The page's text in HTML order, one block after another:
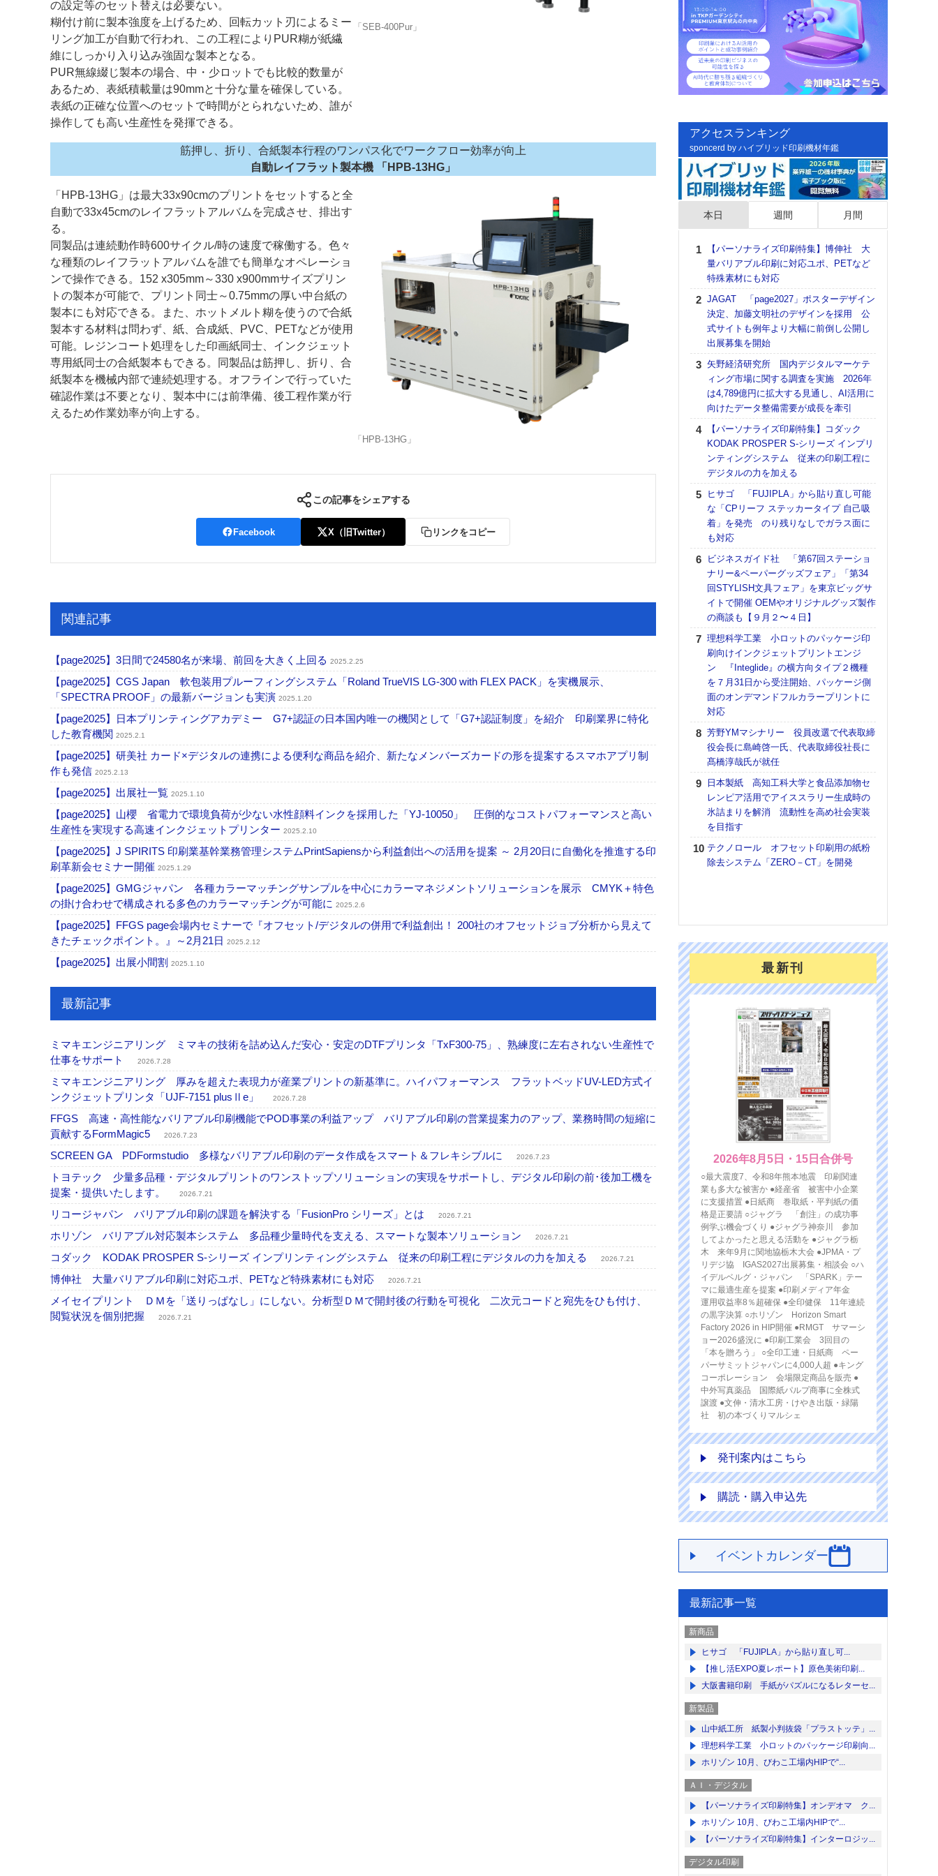
の設定等のセット替えは必要ない。
糊付け前に製本強度を上げるため、回転カット刃によるミー
リング加工が自動で行われ、この工程によりPUR糊が紙繊
維にしっかり入り込み強固な製本となる。
PUR無線綴じ製本の場合、中・少ロットでも比較的数量が
あるため、表紙積載量は90mmと十分な量を確保している。
表紙の正確な位置へのセットで時間がとられないため、誰が
操作しても高い生産性を発揮できる。
「SEB-400Pur」
筋押し、折り、合紙製本行程のワンパス化でワークフロー効率が向上
自動レイフラット製本機 「HPB-13HG」
「HPB-13HG」は最大33x90cmのプリントをセットすると全
自動で33x45cmのレイフラットアルバムを完成させ、排出す
る。
同製品は連続動作時600サイクル/時の速度で稼働する。色々
な種類のレイフラットアルバムを誰でも簡単なオペレーショ
ンで操作できる。152 x305mm～330 x900mmサイズプリン
トの製本が可能で、プリント同士～0.75mmの厚い中台紙の
製本にも対応できる。また、ホットメルト糊を使うので合紙
製本する材料は問わず、紙、合成紙、PVC、PETなどが使用
可能。レジンコート処理をした印画紙同士、インクジェット
専用紙同士の合紙製本もできる。同製品は筋押し、折り、合
紙製本を機械内部で連続処理する。オフラインで行っていた
確認作業は不要となり、製本中には前準備、後工程作業が行
えるため作業効率が向上する。
「HPB-13HG」
この記事をシェアする
Facebook X（旧Twitter） リンクをコピー
関連記事
【page2025】3日間で24580名が来場、前回を大きく上回る 2025.2.25
【page2025】CGS Japan 軟包装用プルーフィングシステム「Roland TrueVIS LG-300 with FLEX PACK」を実機展示、
「SPECTRA PROOF」の最新バージョンも実演 2025.1.20
【page2025】日本プリンティングアカデミー G7+認証の日本国内唯一の機関として「G7+認証制度」を紹介 印刷業界に特化
した教育機関 2025.2.1
【page2025】研美社 カード×デジタルの連携による便利な商品を紹介、新たなメンバーズカードの形を提案するスマホアプリ制
作も発信 2025.2.13
【page2025】出展社一覧 2025.1.10
【page2025】山櫻 省電力で環境負荷が少ない水性顔料インクを採用した「YJ-10050」 圧倒的なコストパフォーマンスと高い
生産性を実現する高速インクジェットプリンター 2025.2.10
【page2025】J SPIRITS 印刷業基幹業務管理システムPrintSapiensから利益創出への活用を提案 ～ 2月20日に自働化を推進する印
刷革新会セミナー開催 2025.1.29
【page2025】GMGジャパン 各種カラーマッチングサンプルを中心にカラーマネジメントソリューションを展示 CMYK＋特色
の掛け合わせで構成される多色のカラーマッチングが可能に 2025.2.6
【page2025】FFGS page会場内セミナーで『オフセット/デジタルの併用で利益創出！ 200社のオフセットジョブ分析から見えて
きたチェックポイント。』～2月21日 2025.2.12
【page2025】出展小間割 2025.1.10
最新記事
ミマキエンジニアリング ミマキの技術を詰め込んだ安心・安定のDTFプリンタ「TxF300-75」、熟練度に左右されない生産性で
仕事をサポート
2026.7.28
ミマキエンジニアリング 厚みを超えた表現力が産業プリントの新基準に。ハイパフォーマンス フラットベッドUV-LED方式イ
ンクジェットプリンタ「UJF-7151 plusⅡe」
2026.7.28
FFGS 高速・高性能なバリアブル印刷機能でPOD事業の利益アップ バリアブル印刷の営業提案力のアップ、業務時間の短縮に
貢献するFormMagic5
2026.7.23
SCREEN GA PDFormstudio 多様なバリアブル印刷のデータ作成をスマート＆フレキシブルに 2026.7.23
トヨテック 少量多品種・デジタルプリントのワンストップソリューションの実現をサポートし、デジタル印刷の前･後加工機を
提案・提供いたします。
2026.7.21
リコージャパン バリアブル印刷の課題を解決する「FusionPro シリーズ」とは 2026.7.21
ホリゾン バリアブル対応製本システム 多品種少量時代を支える、スマートな製本ソリューション 2026.7.21
コダック KODAK PROSPER S-シリーズ インプリンティングシステム 従来の印刷工程にデジタルの力を加える 2026.7.21
博伸社 大量バリアブル印刷に対応ユポ、PETなど特殊素材にも対応 2026.7.21
メイセイプリント ＤＭを「送りっぱなし」にしない。分析型ＤＭで開封後の行動を可視化 二次元コードと宛先をひも付け、
閲覧状況を個別把握
2026.7.21
アクセスランキング
sponcerd by ハイブリッド印刷機材年鑑
本日 週間 月間
【パーソナライズ印刷特集】博伸社 大
量バリアブル印刷に対応ユポ、PETなど
特殊素材にも対応
JAGAT 「page2027」ポスターデザイン
決定、加藤文明社のデザインを採用 公
式サイトも例年より大幅に前倒し公開し
出展募集を開始
矢野経済研究所 国内デジタルマーケテ
ィング市場に関する調査を実施 2026年
は4,789億円に拡大する見通し、AI活用に
向けたデータ整備需要が成長を牽引
【パーソナライズ印刷特集】コダック
KODAK PROSPER S-シリーズ インプリ
ンティングシステム 従来の印刷工程に
デジタルの力を加える
ヒサゴ 「FUJIPLA」から貼り直し可能
な「CPリーフ ステッカータイプ 自己吸
着」を発売 のり残りなしでガラス面に
も対応
ビジネスガイド社 「第67回ステーショ
ナリー&ペーパーグッズフェア」「第34
回STYLISH文具フェア」を東京ビッグサ
イトで開催 OEMやオリジナルグッズ製作
の商談も【９月２〜４日】
理想科学工業 小ロットのパッケージ印
刷向けインクジェットプリントエンジ
ン 『Integlide』の横方向タイプ２機種
を７月31日から受注開始、パッケージ側
面のオンデマンドフルカラープリントに
対応
芳野YMマシナリー 役員改選で代表取締
役会長に島崎啓一氏、代表取締役社長に
髙橋淳哉氏が就任
日本製紙 高知工科大学と食品添加物セ
レンピア活用でアイススラリー生成時の
氷詰まりを解消 流動性を高め社会実装
を目指す
テクノロール オフセット印刷用の紙粉
除去システム「ZERO－CT」を開発
最新刊
2026年8月5日・15日合併号
○最大震度7、令和8年熊本地震 印刷関連
業も多大な被害か ●経産省 被害中小企業
に支援措置 ●日紙商 巻取紙・平判紙の価
格是正要請 ○ジャグラ 「創注」の成功事
例学ぶ機会づくり ●ジャグラ神奈川 参加
してよかったと思える活動を ●ジャグラ栃
木 来年9月に関地協栃木大会 ●JPMA・プ
リデジ協 IGAS2027出展募集・相談会 ○ハ
イデルベルグ・ジャパン 「SPARK」テー
マに最適生産を提案 ●印刷メディア年金
運用収益率8％超確保 ●全印健保 11年連続
の黒字決算 ○ホリゾン Horizon Smart
Factory 2026 in HIP開催 ●RMGT サマーシ
ョー2026盛況に ●印刷工業会 3回目の
「本を贈ろう」 ○全印工連・日紙商 ペー
パーサミットジャパンに4,000人超 ●キング
コーポレーション 会場限定商品を販売 ●
中外写真薬品 国際紙パルプ商事に全株式
譲渡 ●文伸・清水工房・けやき出版・緑陽
社 初の本づくりマルシェ
発刊案内はこちら
購読・購入申込先
イベントカレンダー
最新記事一覧
新商品
ヒサゴ 「FUJIPLA」から貼り直し可...
【推し活EXPO夏レポート】原色美術印刷...
大阪書籍印刷 手紙がパズルになるレターセ...
新製品
山中紙工所 紙製小判抜袋「プラストッテ」...
理想科学工業 小ロットのパッケージ印刷向...
ホリゾン 10月、びわこ工場内HIPで“...
ＡＩ・デジタル
【パーソナライズ印刷特集】オンデオマ ク...
ホリゾン 10月、びわこ工場内HIPで“...
【パーソナライズ印刷特集】インターロジッ...
デジタル印刷